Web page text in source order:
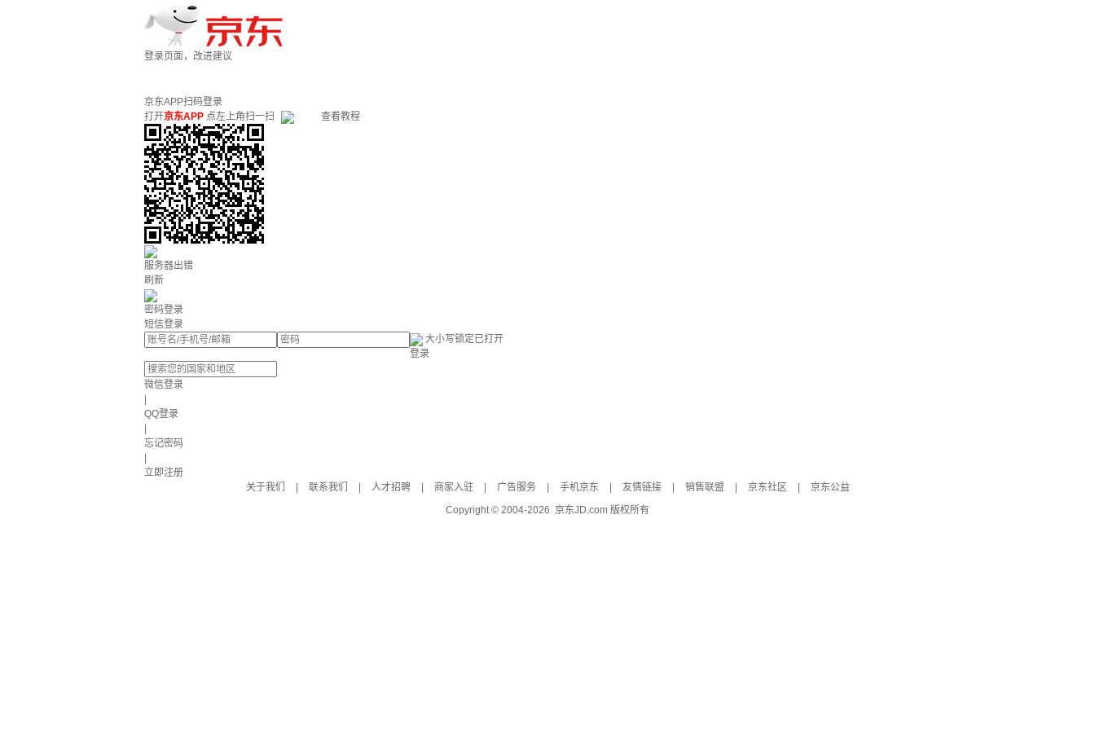
登录页面，改进建议
京东APP扫码登录
打开京东APP 点左上角扫一扫 查看教程
服务器出错
刷新
密码登录
短信登录
大小写锁定已打开
登录
微信登录
QQ登录
忘记密码
立即注册
关于我们
联系我们 人才招聘 商家入驻 广告服务 手机京东 友情链接 销售联盟 京东社区
京东公益
Copyright © 2004-2026 京东JD.com 版权所有